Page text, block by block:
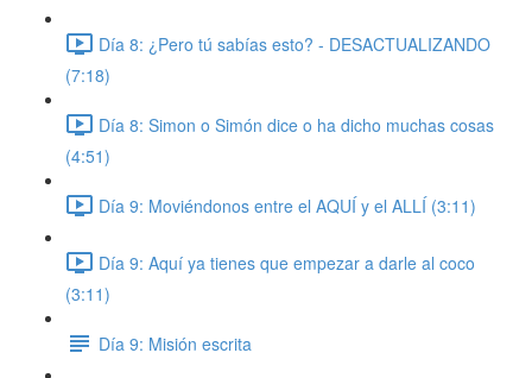
Día 8: ¿Pero tú sabías esto? - DESACTUALIZANDO
(7:18)
Día 8: Simon o Simón dice o ha dicho muchas cosas
(4:51)
Día 9: Moviéndonos entre el AQUÍ y el ALLÍ (3:11)
Día 9: Aquí ya tienes que empezar a darle al coco
(3:11)
Día 9: Misión escrita